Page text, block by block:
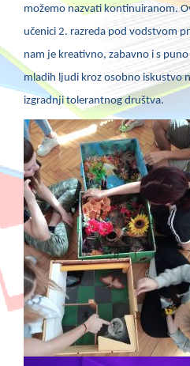
možemo nazvati kontinuiranom.
učenici 2. razreda pod vodstvom
nam je kreativno, zabavno i s
mladih ljudi kroz osobno iskustvo
izgradnji tolerantnog društva.